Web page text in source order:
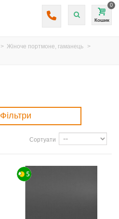
Кошик
0
> Жіноче портмоне, гаманець
>
Фільтри
Сортуати